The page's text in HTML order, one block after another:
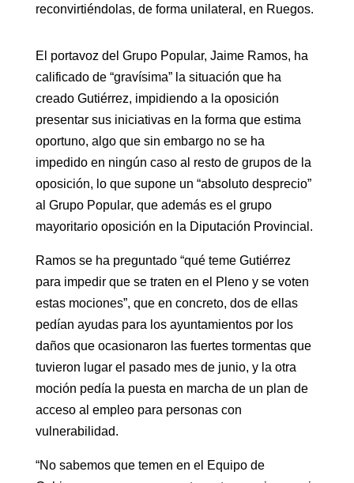
reconvirtiéndolas, de forma unilateral, en Ruegos.
El portavoz del Grupo Popular, Jaime Ramos, ha
calificado de “gravísima” la situación que ha
creado Gutiérrez, impidiendo a la oposición
presentar sus iniciativas en la forma que estima
oportuno, algo que sin embargo no se ha
impedido en ningún caso al resto de grupos de la
oposición, lo que supone un “absoluto desprecio”
al Grupo Popular, que además es el grupo
mayoritario oposición en la Diputación Provincial.
Ramos se ha preguntado “qué teme Gutiérrez
para impedir que se traten en el Pleno y se voten
estas mociones”, que en concreto, dos de ellas
pedían ayudas para los ayuntamientos por los
daños que ocasionaron las fuertes tormentas que
tuvieron lugar el pasado mes de junio, y la otra
moción pedía la puesta en marcha de un plan de
acceso al empleo para personas con
vulnerabilidad.
“No sabemos que temen en el Equipo de